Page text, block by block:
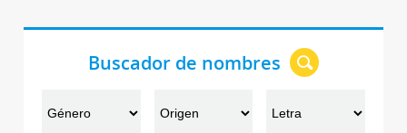
Buscador de nombres